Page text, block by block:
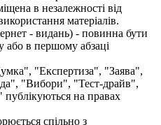
в незалежності від
матеріалів.
- видань) - повинна бути
або в першому абзаці
"Експертиза", "Заява",
"Вибори", "Тест-драйв",
на правах
спільно з